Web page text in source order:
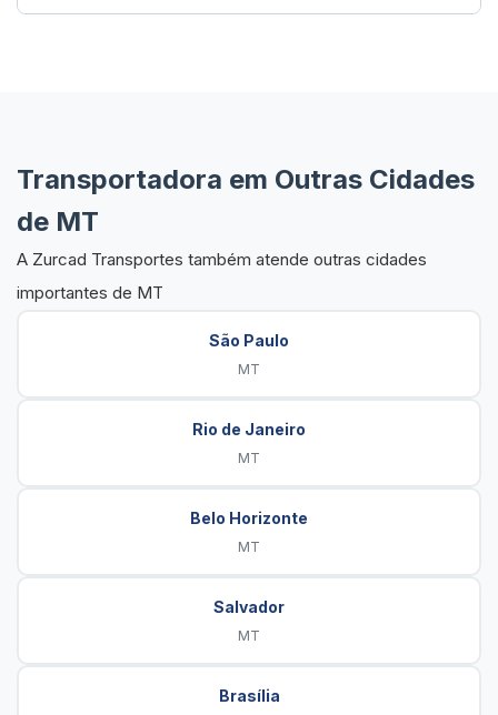
Transportadora em Outras Cidades
de MT
A Zurcad Transportes também atende outras cidades
importantes de MT
São Paulo
MT
Rio de Janeiro
MT
Belo Horizonte
MT
Salvador
MT
Brasília